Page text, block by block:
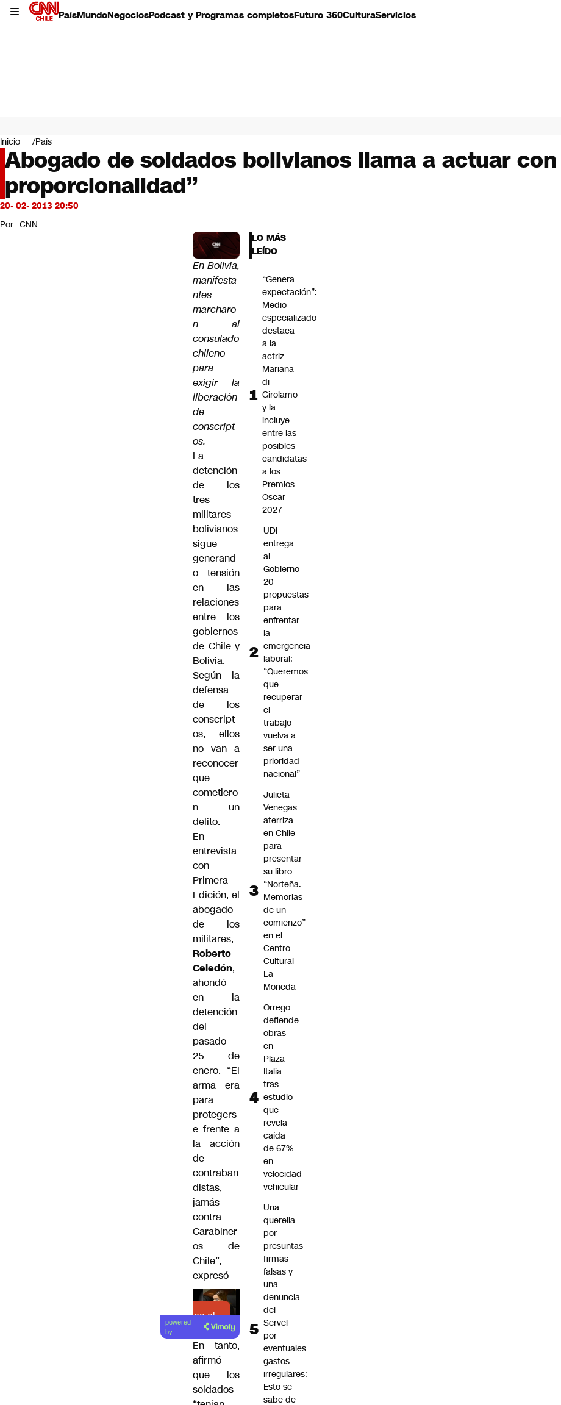
PaísMundoNegociosPodcast y Programas completosFuturo 360CulturaServicios
Mundo
Negocios
Deportes
Programas completos
Cultura
Servicios
Bits
CNN Data
Inicio País
Abogado de soldados bolivianos llama a actuar
proporcionalidad”
20- 02- 2013 20:50
Por CNN
En Bolivia,
manifesta
ntes
marcharo
n al
consulado
chileno
para
exigir la
liberación
de
conscript
os.
La
detención
de los
tres
militares
bolivianos
sigue
generand
o tensión
en las
relaciones
entre los
gobiernos
de Chile y
Bolivia.
Según la
defensa
de los
conscript
os, ellos
no van a
reconocer
que
cometiero
n un
delito.
En
entrevista
con
Primera
Edición, el
abogado
de los
militares,
Roberto
Celedón,
ahondó
en la
detención
del
pasado
25 de
enero. “El
arma era
para
protegers
e frente a
la acción
de
contraban
distas,
jamás
contra
Carabiner
os de
Chile”,
expresó
Lea el
artículo
powered
by
En tanto,
afirmó
que los
soldados
LO MÁS
LEÍDO
“Genera
expectación”:
Medio
especializado
destaca
a la
actriz
Mariana
di
Girolamo
y la
incluye
entre las
posibles
candidatas
a los
Premios
Oscar
2027
UDI
entrega
al
Gobierno
20
propuestas
para
enfrentar
la
emergencia
laboral:
“Queremos
que
recuperar
el
trabajo
vuelva a
ser una
prioridad
nacional”
Julieta
Venegas
aterriza
en Chile
para
presentar
su libro
“Norteña.
Memorias
de un
comienzo”
en el
Centro
Cultural
La
Moneda
Orrego
defiende
obras
en
Plaza
Italia
tras
estudio
que
revela
caída
de 67%
en
velocidad
vehicular
Una
querella
por
presuntas
firmas
falsas y
una
denuncia
del
Servel
por
eventuales
gastos
irregulares:
Esto se
sabe de